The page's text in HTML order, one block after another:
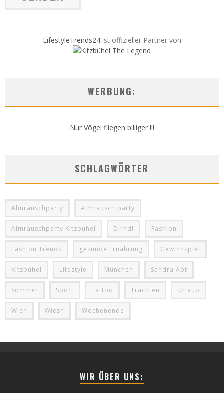
LifestyleTrends24ist offizieller Partner von
WERBUNG:
Nur Vögel fliegen billiger !!!
SCHLAGWÖRTER
Almrauschparty Almrausch party
Almrauschparty Kitzbühel Dirndl Fashion
Fashion Trends gesunde Ernährung Gewinnspiel
Kitzbühel Lifestyle München Sandra Abt
Sommer Sport Tattoo Trachten Urlaub
Wien Wiesn Wochenende
WIR ÜBER UNS: